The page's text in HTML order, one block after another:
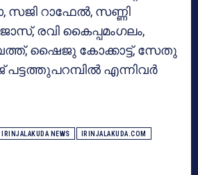
റാഫേൽ, സണ്ണി
രവി കൈപ്പമംഗലം,
ഷൈജു കോക്കാട്ട്, സേതു
എന്നിവർ
IRINJALAKUDA NEWS IRINJALAKUDA.COM